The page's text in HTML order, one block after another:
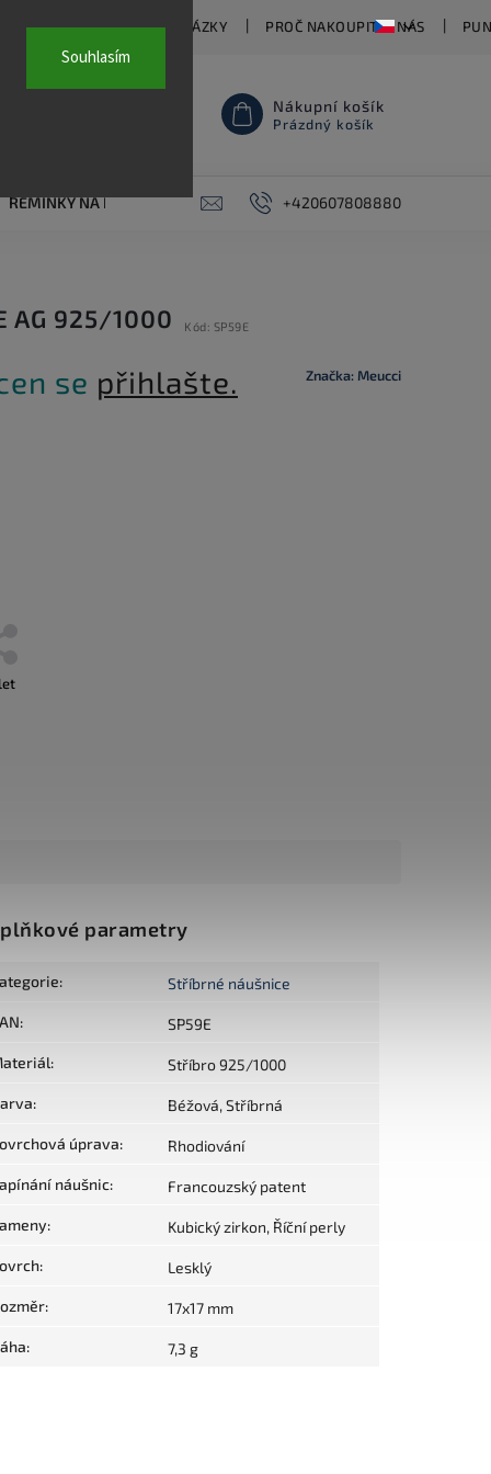
Souhlasím
ČASTO KLADENÉ OTÁZKY PROČ NAKOUPIT U NÁS
Nákupní košík
Prázdný košík
ŘEMÍNKY NA HODINKY AKCE PIERCING
+420607808880
AG 925/1000 Kód: SP59E
Značka: Meucci
se přihlašte.
parametry
: Stříbrné náušnice
: SP59E
: Stříbro 925/1000
: Béžová, Stříbrná
úprava: Rhodiování
náušnic: Francouzský patent
: Kubický zirkon, Říční perly
: Lesklý
: 17x17 mm
: 7,3 g